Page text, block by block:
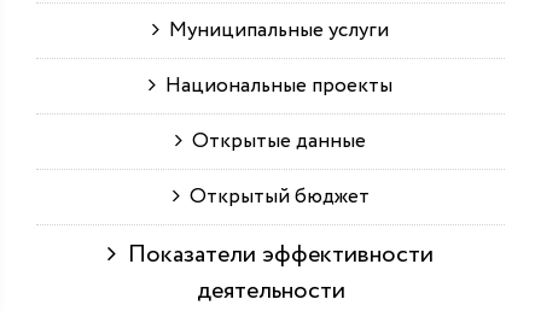
Муниципальные услуги
Национальные проекты
Открытые данные
Открытый бюджет
Показатели эффективности
деятельности